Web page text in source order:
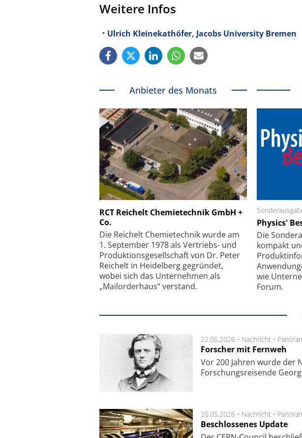
Weitere Infos
Ulrich Kleinekathöfer, Jacobs University Bremen
Anbieter des Monats
RCT Reichelt Chemietechnik GmbH +
Co.
Die Reichelt Chemietechnik wurde am
1. September 1978 als Vertriebs- und
Produktionsgesellschaft von Dr. Peter
Reichelt in Heidelberg gegründet,
wobei sich das Unternehmen als
„Mailorderhaus“ verstand.
Physics'
Die
kompakt
wie
Forum.
Schäfter + Kirchhoff GmbH
Feinfokussierungsmechanismus
22.06.2026 • Nachricht •
Forscher mit Fernweh
Vor 200 Jahren wurde der
Forschungsreisende
26.05.2026 • Nachricht •
Beschlossenes Update